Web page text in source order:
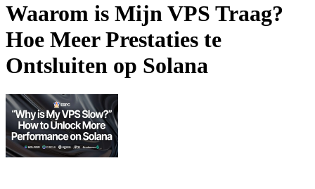
Waarom is Mijn VPS Traag?
Hoe Meer Prestaties te
Ontsluiten op Solana